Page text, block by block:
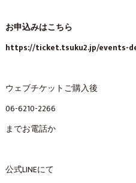
お申込みはこちら
https://ticket.tsuku2.jp/events-
ウェブチケットご購入後
06-6210-2266
までお電話か
公式LINEにて